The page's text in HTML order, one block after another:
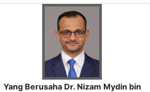
Yang Berusaha Dr. Nizam Mydin bin